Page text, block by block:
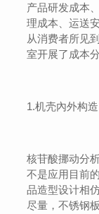
产品研发成本
理成本、运送
从消费者所见
室开展了成本
1.机壳內外构造
核苷酸挪动分
不是应用目前
品造型设计相
尽量，不锈钢